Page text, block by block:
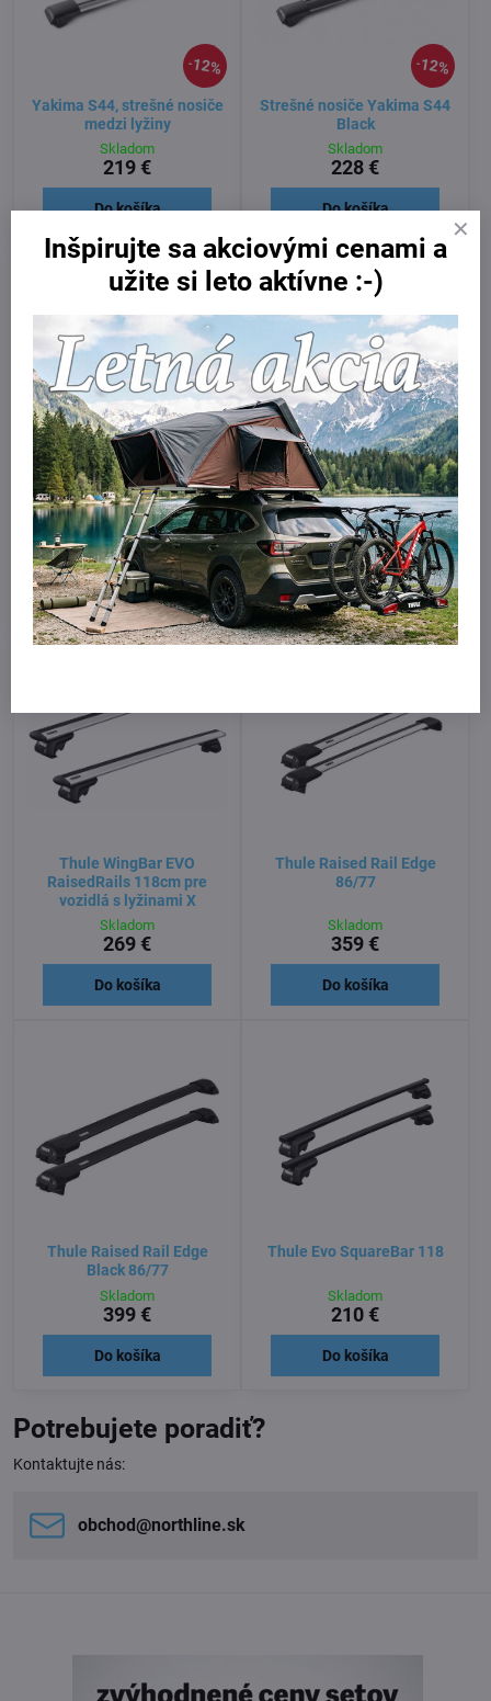
12%
Yakima S44, strešné nosiče
medzi lyžiny
Skladom
219 €
Do košíka
12%
Strešné nosiče Yakima S44
Black
Skladom
228 €
Do košíka
12%
Strešné nosiče Yakima S15
+ K328
Skladom
263 €
Do košíka
Thule WingBar EVO
RaisedRails Black 118cm
pre vozidlá s lyžinami
Skladom
309 €
Do košíka
Thule WingBar EVO
RaisedRails 118cm pre
vozidlá s lyžinami X
Skladom
269 €
Do košíka
Thule Raised Rail Edge
86/77
Skladom
359 €
Do košíka
Thule Raised Rail Edge
Black 86/77
Skladom
399 €
Do košíka
Thule Evo SquareBar 118
Skladom
210 €
Do košíka
Potrebujete poradiť?
Kontaktujte nás:
obchod​@northline​.sk
Inšpirujte sa akciovými cenami a
užite si leto aktívne :-)